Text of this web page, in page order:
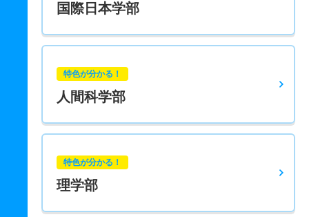
国際日本学部
特色が分かる！
人間科学部
特色が分かる！
理学部